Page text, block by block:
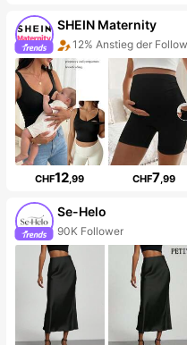
SHEIN Maternity
12% Anstieg der
CHF12 ,99 CHF7,99
Se-Helo
90K Follower